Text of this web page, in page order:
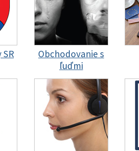
Obchodovanie s
ľuďmi